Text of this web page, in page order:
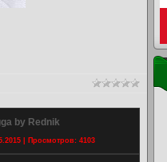
by Rednik
| Просмотров: 4103